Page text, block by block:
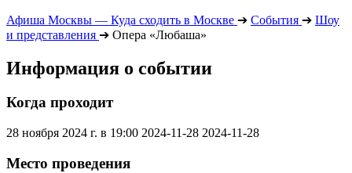
Афиша Москвы — Куда сходить в Москве ➔ События ➔ Шоу
и представления ➔ Опера «Любаша»
Информация о событии
Когда проходит
28 ноября 2024 г. в 19:00 2024-11-28 2024-11-28
Место проведения